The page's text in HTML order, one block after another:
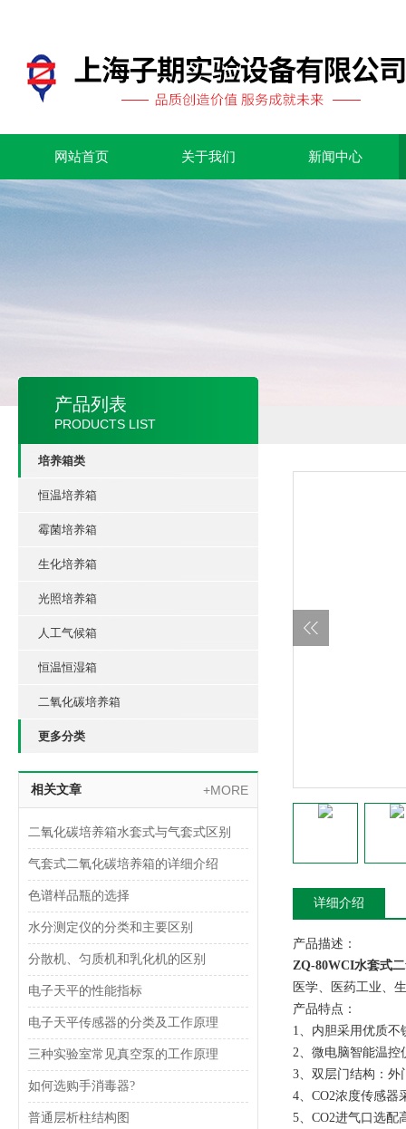
网站首页 关于我们 新闻中心
产品列表
PRODUCTS LIST
培养箱类
恒温培养箱
霉菌培养箱
生化培养箱
光照培养箱
人工气候箱
恒温恒湿箱
二氧化碳培养箱
更多分类
相关文章 +MORE
二氧化碳培养箱水套式与气套式区别
气套式二氧化碳培养箱的详细介绍
色谱样品瓶的选择
水分测定仪的分类和主要区别
分散机、匀质机和乳化机的区别
电子天平的性能指标
电子天平传感器的分类及工作原理
三种实验室常见真空泵的工作原理
如何选购手消毒器?
普通层析柱结构图
详细介绍
产品描述：
ZQ-80WCI水套式
医学、医药工业、
产品特点：
1、内胆采用优质
2、微电脑智能温控
3、双层门结构：外
4、CO2浓度传感器
5、CO2进气口选配